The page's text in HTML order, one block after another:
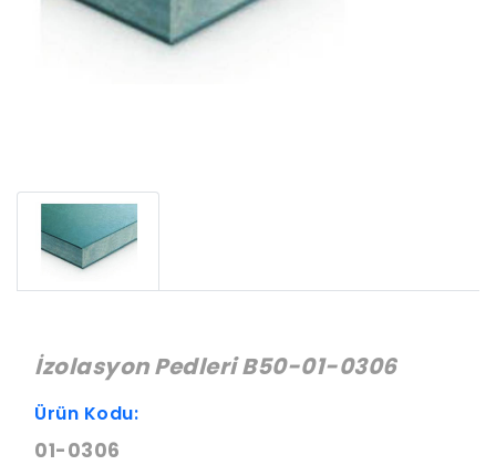
İzolasyon Pedleri B50-01-0306
Ürün Kodu:
01-0306